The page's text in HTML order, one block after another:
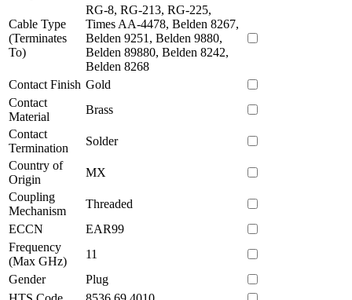
Cable Type
(Terminates
To)
RG-8, RG-213, RG-225,
Times AA-4478, Belden 8267,
Belden 9251, Belden 9880,
Belden 89880, Belden 8242,
Belden 8268
Contact Finish Gold
Contact
Material
Brass
Contact
Termination
Solder
Country of
Origin
MX
Coupling
Mechanism
Threaded
ECCN
EAR99
Frequency
(Max GHz)
11
Gender
Plug